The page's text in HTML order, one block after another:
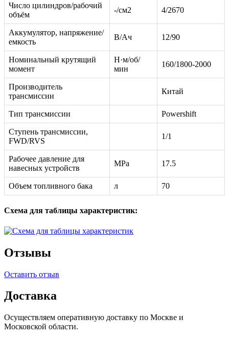
Число цилиндров/рабочий
объём
-/см2 4/2670
Аккумулятор, напряжение/
емкость
В/Aч 12/90
Номинальный крутящий
момент
Н·м/об/
мин
160/1800-2000
Производитель
трансмиссии
Китай
Тип трансмиссии Powershift
Ступень трансмиссии,
FWD/RVS
1/1
Рабочее давление для
навесных устройств
MPa 17.5
Объем топливного бака л 70
Схема для таблицы характеристик:
Отзывы
Оставить отзыв
Доставка
Осуществляем оперативную доставку по Москве и
Московской области.